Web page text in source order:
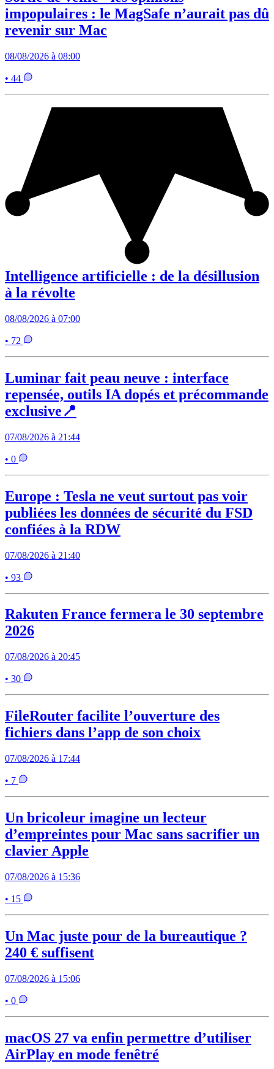
impopulaires : le MagSafe n’aurait pas dû
revenir sur Mac
08/08/2026 à 08:00
• 44
Intelligence artificielle : de la désillusion
à la révolte
08/08/2026 à 07:00
• 72
Luminar fait peau neuve : interface
repensée, outils IA dopés et précommande
exclusive📍
07/08/2026 à 21:44
• 0
Europe : Tesla ne veut surtout pas voir
publiées les données de sécurité du FSD
confiées à la RDW
07/08/2026 à 21:40
• 93
Rakuten France fermera le 30 septembre
2026
07/08/2026 à 20:45
• 30
FileRouter facilite l’ouverture des
fichiers dans l’app de son choix
07/08/2026 à 17:44
• 7
Un bricoleur imagine un lecteur
d’empreintes pour Mac sans sacrifier un
clavier Apple
07/08/2026 à 15:36
• 15
Un Mac juste pour de la bureautique ?
240 € suffisent
07/08/2026 à 15:06
• 0
macOS 27 va enfin permettre d’utiliser
AirPlay en mode fenêtré